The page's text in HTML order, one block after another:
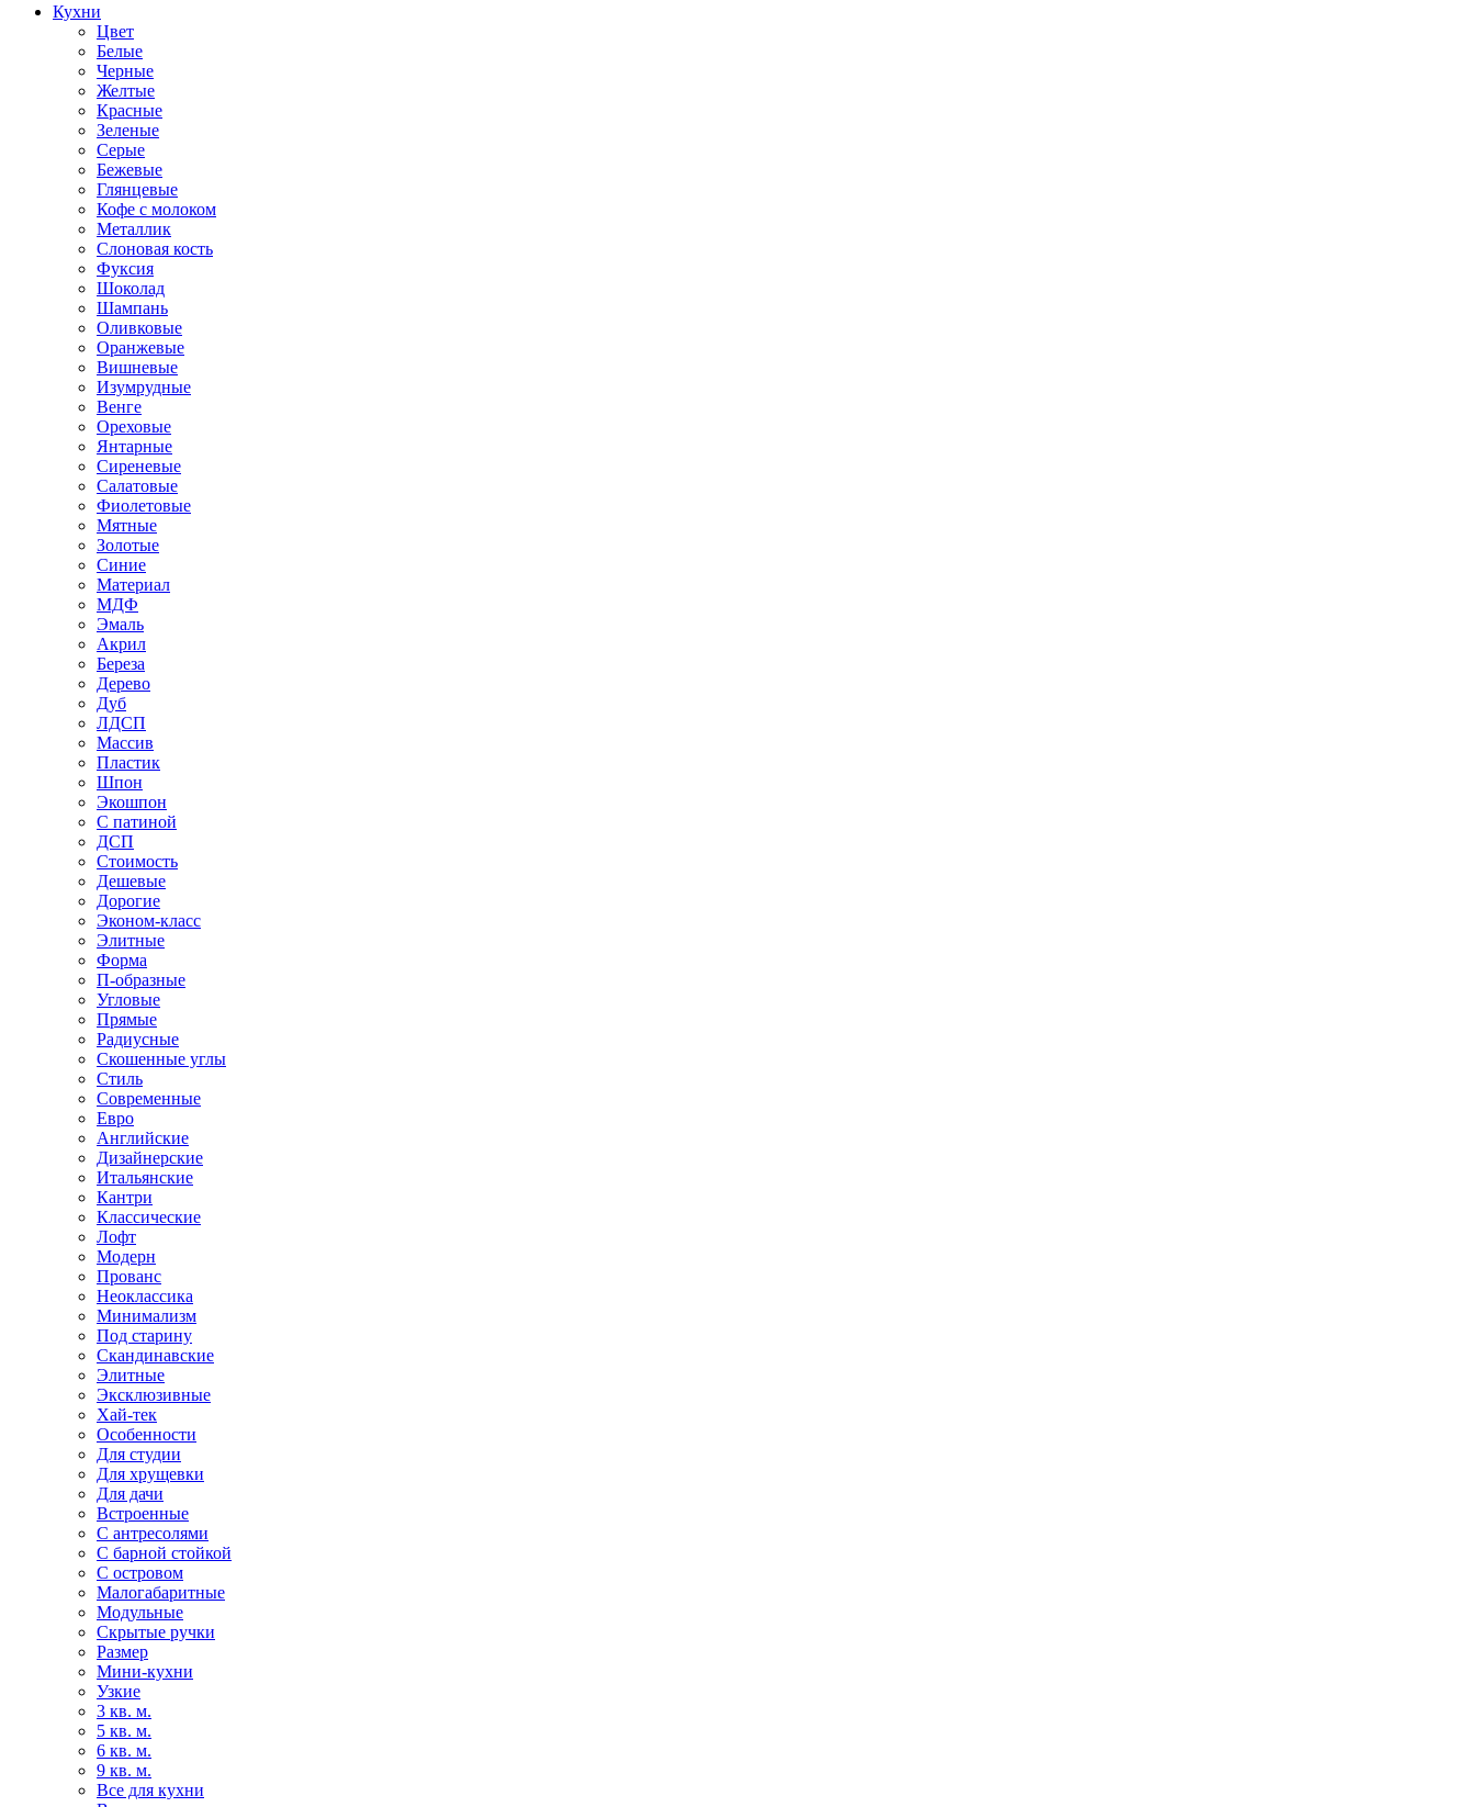
Кухни
Цвет
Белые
Черные
Желтые
Красные
Зеленые
Серые
Бежевые
Глянцевые
Кофе с молоком
Металлик
Слоновая кость
Фуксия
Шоколад
Шампань
Оливковые
Оранжевые
Вишневые
Изумрудные
Венге
Ореховые
Янтарные
Сиреневые
Салатовые
Фиолетовые
Мятные
Золотые
Синие
Материал
МДФ
Эмаль
Акрил
Береза
Дерево
Дуб
ЛДСП
Массив
Пластик
Шпон
Экошпон
С патиной
ДСП
Стоимость
Дешевые
Дорогие
Эконом-класс
Элитные
Форма
П-образные
Угловые
Прямые
Радиусные
Скошенные углы
Стиль
Современные
Евро
Английские
Дизайнерские
Итальянские
Кантри
Классические
Лофт
Модерн
Прованс
Неоклассика
Минимализм
Под старину
Скандинавские
Элитные
Эксклюзивные
Хай-тек
Особенности
Для студии
Для хрущевки
Для дачи
Встроенные
С антресолями
С барной стойкой
С островом
Малогабаритные
Модульные
Скрытые ручки
Размер
Мини-кухни
Узкие
3 кв. м.
5 кв. м.
6 кв. м.
9 кв. м.
Все для кухни